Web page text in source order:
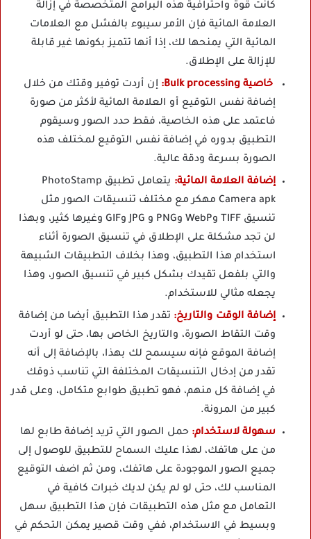
كانت قوة واحترافية هذه البرامج المتخصصة في إزالة
العلامة المائية فإن الأمر سيبوء بالفشل مع العلامات
المائية التي يمنحها لك، إذا أنها تتميز بكونها غير قابلة
للإزالة على الإطلاق.
خاصية Bulk processing:
إن أردت توفير وقتك من خلال
إضافة نفس التوقيع أو العلامة المائية لأكثر من صورة
فاعتمد على هذه الخاصية، فقط حدد الصور وسيقوم
التطبيق بدوره في إضافة نفس التوقيع لمختلف هذه
الصورة بسرعة ودقة عالية.
إضافة العلامة المائية:
يتعامل تطبيق PhotoStamp
Camera apk مهكر مع مختلف تنسيقات الصور مثل
تنسيق TIFF وWebP وPNG و JPG وGIF وغيرها كثير، وبهذا
لن تجد مشكلة على الإطلاق في تنسيق الصورة أثناء
استخدام هذا التطبيق، وهذا بخلاف التطبيقات الشبيهة
والتي بلفعل تقيدك بشكل كبير في تنسيق الصور، وهذا
يجعله مثالي للاستخدام.
إضافة الوقت والتاريخ: تقدر هذا التطبيق أيضا من إضافة
وقت التقاط الصورة، والتاريخ الخاص بها، حتى لو أردت
إضافة الموقع فإنه سيسمح لك بهذا، بالإضافة إلى أنه
تقدر من إدخال التنسيقات المختلفة التي تناسب ذوقك
في إضافة كل منهم، فهو تطبيق طوابع متكامل، وعلى قدر
كبير من المرونة.
سهولة لاستخدام: حمل الصور التي تريد إضافة طابع لها
من على هاتفك، لهذا عليك السماح للتطبيق للوصول إلى
جميع الصور الموجودة على هاتفك، ومن ثم اضف التوقيع
المناسب لك، حتى لو لم يكن لديك خبرات كافية في
التعامل مع مثل هذه التطبيقات فإن هذا التطبيق سهل
وبسيط في الاستخدام، ففي وقت قصير يمكن التحكم في